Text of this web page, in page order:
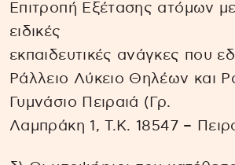
Επιτροπή Εξέτασης ατόμων
ειδικές
εκπαιδευτικές ανάγκες που
Ράλλειο Λύκειο Θηλέων και
Γυμνάσιο Πειραιά (Γρ.
Λαμπράκη 1, Τ.Κ. 18547 –